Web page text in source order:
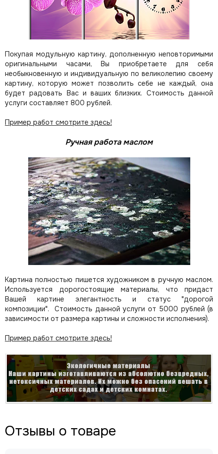
Покупая модульную картину, дополненную неповторимыми
оригинальными часами, Вы приобретаете для себя
необыкновенную и индивидуальную по великолепию своему
картину, которую может позволить себе не каждый, она
будет радовать Вас и ваших близких. Стоимость данной
услуги составляет 800 рублей.
Пример работ смотрите здесь!
Ручная работа маслом
Картина полностью пишется художником в ручную маслом.
Используется дорогостоящие материалы, что придаст
Вашей картине элегантность и статус "дорогой
композиции". Стоимость данной услуги от 5000 рублей (в
зависимости от размера картины и сложности исполнения).
Пример работ смотрите здесь!
Отзывы о товаре